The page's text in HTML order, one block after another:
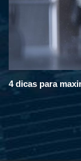
4 dicas para